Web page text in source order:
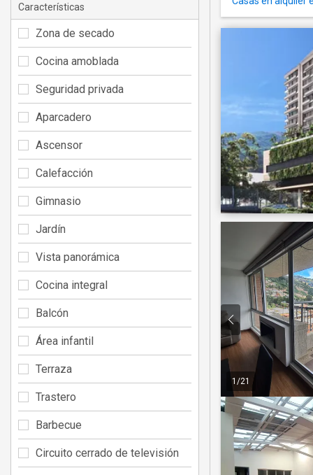
1 /21
Características
Zona de secado
Cocina amoblada
Seguridad privada
Aparcadero
Ascensor
Calefacción
Gimnasio
Jardín
Vista panorámica
Cocina integral
Balcón
Área infantil
Terraza
Trastero
Barbecue
Circuito cerrado de televisión